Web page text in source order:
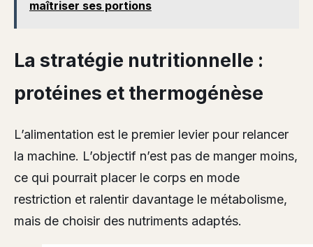
maîtriser ses portions
La stratégie nutritionnelle :
protéines et thermogénèse
L’alimentation est le premier levier pour relancer
la machine. L’objectif n’est pas de manger moins,
ce qui pourrait placer le corps en mode
restriction et ralentir davantage le métabolisme,
mais de choisir des nutriments adaptés.